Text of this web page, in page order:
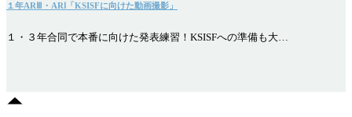
１年ARⅢ・ARⅠ「KSISFに向けた動画撮影」
１・３年合同で本番に向けた発表練習！KSISFへの準備も大…